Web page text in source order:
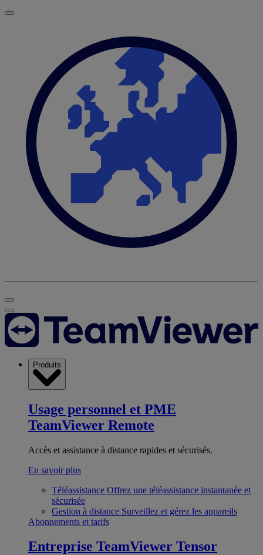
Produits
Usage personnel et PME
TeamViewer Remote
Accès et assistance à distance rapides et sécurisés.
En savoir plus
Téléassistance Offrez une téléassistance instantanée et
sécurisée
Gestion à distance Surveillez et gérez les appareils
Abonnements et tarifs
Entreprise TeamViewer Tensor